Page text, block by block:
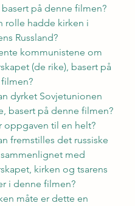
basert på denne filmen?
rolle hadde kirken i
Russland?
kommunistene om
(de rike), basert på
dyrket Sovjetunionen
basert på denne filmen?
oppgaven til en helt?
fremstilles det russiske
med
kirken og tsarens
i denne filmen?
måte er dette en